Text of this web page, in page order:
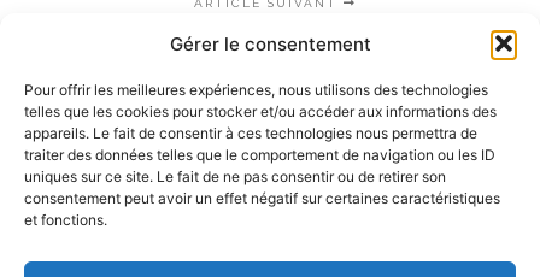
Gérer le consentement
Pour offrir les meilleures expériences, nous utilisons des technologies
telles que les cookies pour stocker et/ou accéder aux informations des
appareils. Le fait de consentir à ces technologies nous permettra de
traiter des données telles que le comportement de navigation ou les ID
uniques sur ce site. Le fait de ne pas consentir ou de retirer son
consentement peut avoir un effet négatif sur certaines caractéristiques
et fonctions.
ALAIN BLACHON